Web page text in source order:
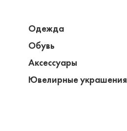
Одежда
Обувь
Аксессуары
Ювелирные украшения